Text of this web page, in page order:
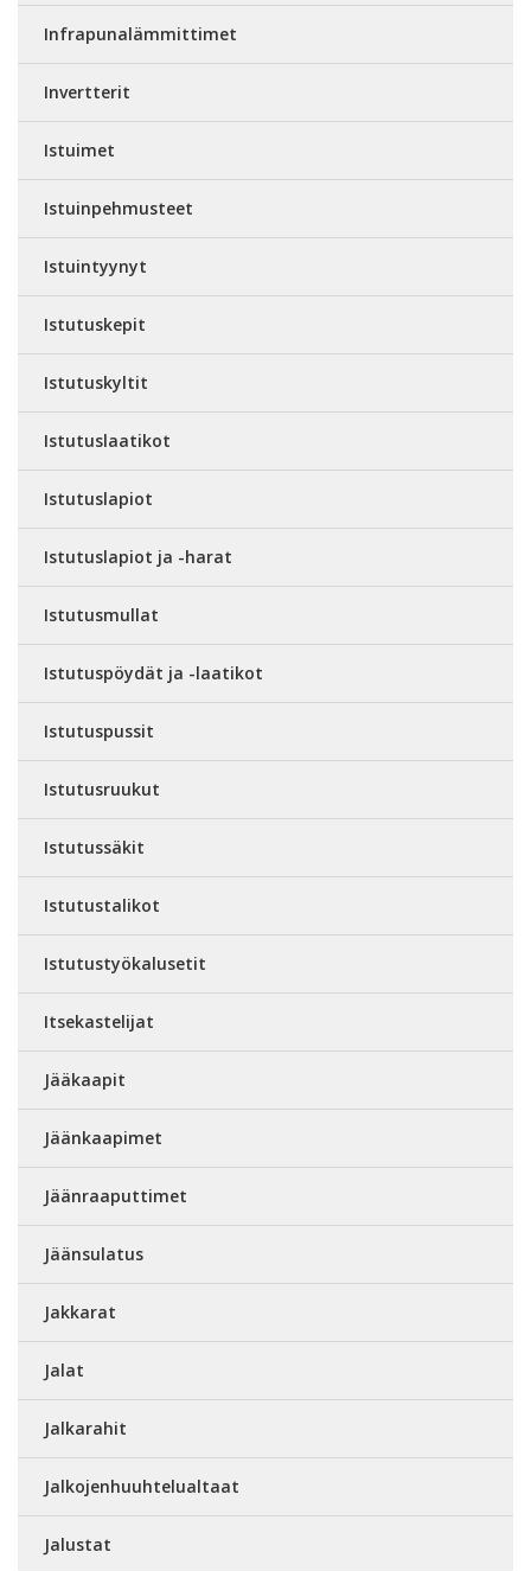
Infrapunalämmittimet
Invertterit
Istuimet
Istuinpehmusteet
Istuintyynyt
Istutuskepit
Istutuskyltit
Istutuslaatikot
Istutuslapiot
Istutuslapiot ja -harat
Istutusmullat
Istutuspöydät ja -laatikot
Istutuspussit
Istutusruukut
Istutussäkit
Istutustalikot
Istutustyökalusetit
Itsekastelijat
Jääkaapit
Jäänkaapimet
Jäänraaputtimet
Jäänsulatus
Jakkarat
Jalat
Jalkarahit
Jalkojenhuuhtelualtaat
Jalustat